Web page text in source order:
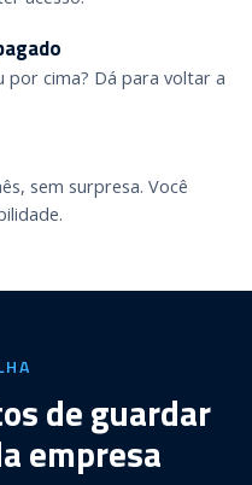
por cima? Dá para voltar a
sem surpresa. Você
de guardar
empresa